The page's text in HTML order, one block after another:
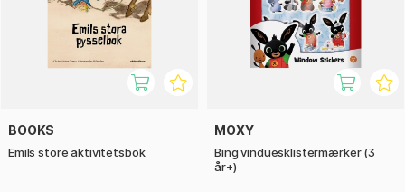
BOOKS
Emils store aktivitetsbok
MOXY
Bing vinduesklistermærker (3
år+)